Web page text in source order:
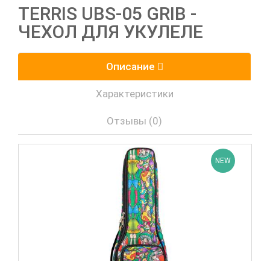
TERRIS UBS-05 GRIB -
ЧЕХОЛ ДЛЯ УКУЛЕЛЕ
Описание
Характеристики
Отзывы (0)
NEW